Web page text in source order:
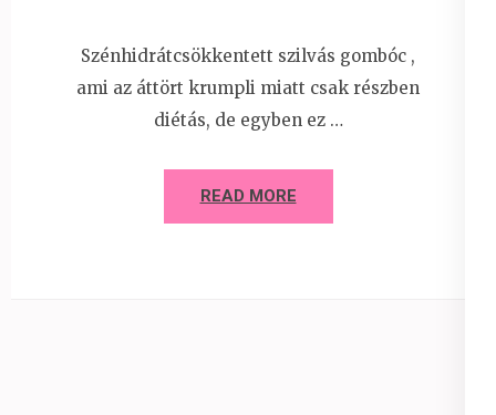
Szénhidrátcsökkentett szilvás gombóc ,
ami az áttört krumpli miatt csak részben
diétás, de egyben ez …
READ MORE